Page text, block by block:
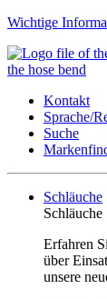
Wichtige
Kontakt
Sprache/
Suche
Schläuche
Schläuche
Erfahren
über
unsere